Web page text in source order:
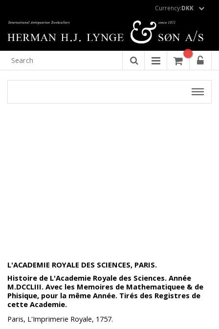
Currency:DKK
L'ACADEMIE ROYALE DES SCIENCES, PARIS.
Histoire de L'Academie Royale des Sciences. Année
M.DCCLIII. Avec les Memoires de Mathematiquee & de
Phisique, pour la même Année. Tirés des Registres de
cette Academie.
Paris, L'Imprimerie Royale, 1757.